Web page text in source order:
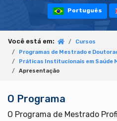
Português
Você está em:
Cursos
Programas de Mestrado e
Práticas Institucionais em Saúde
Apresentação
O Programa
O Programa de Mestrado